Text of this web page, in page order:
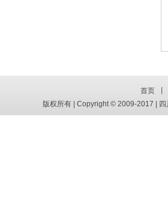
首页
版权所有 | Copyright © 2009-2017 |